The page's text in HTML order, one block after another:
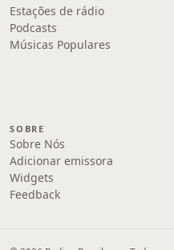
Estações de rádio
Podcasts
Músicas Populares
SOBRE
Sobre Nós
Adicionar emissora
Widgets
Feedback